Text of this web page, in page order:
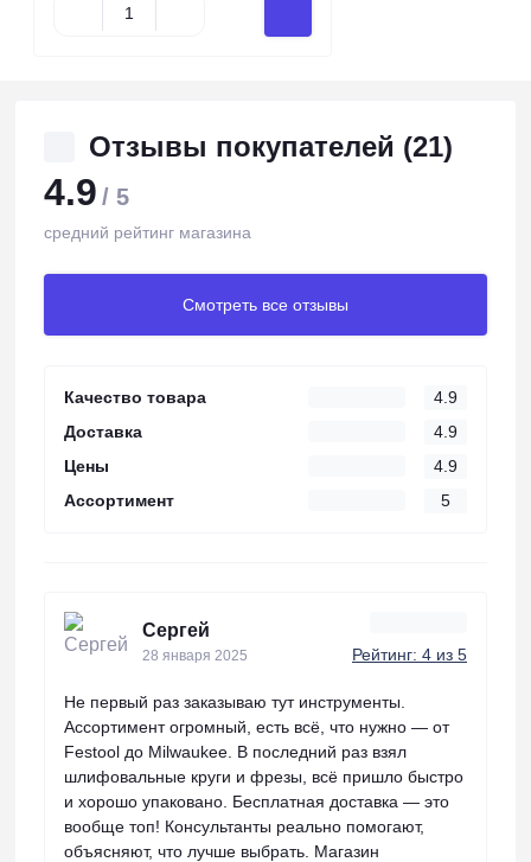
Отзывы покупателей (21)
4.9 / 5
средний рейтинг магазина
Смотреть все отзывы
Качество товара
4.9
Доставка
4.9
Цены
4.9
Ассортимент
5
Сергей
28 января 2025 Рейтинг: 4 из 5
Не первый раз заказываю тут инструменты.
Ассортимент огромный, есть всё, что нужно — от
Festool до Milwaukee. В последний раз взял
шлифовальные круги и фрезы, всё пришло быстро
и хорошо упаковано. Бесплатная доставка — это
вообще топ! Консультанты реально помогают,
объясняют, что лучше выбрать. Магазин